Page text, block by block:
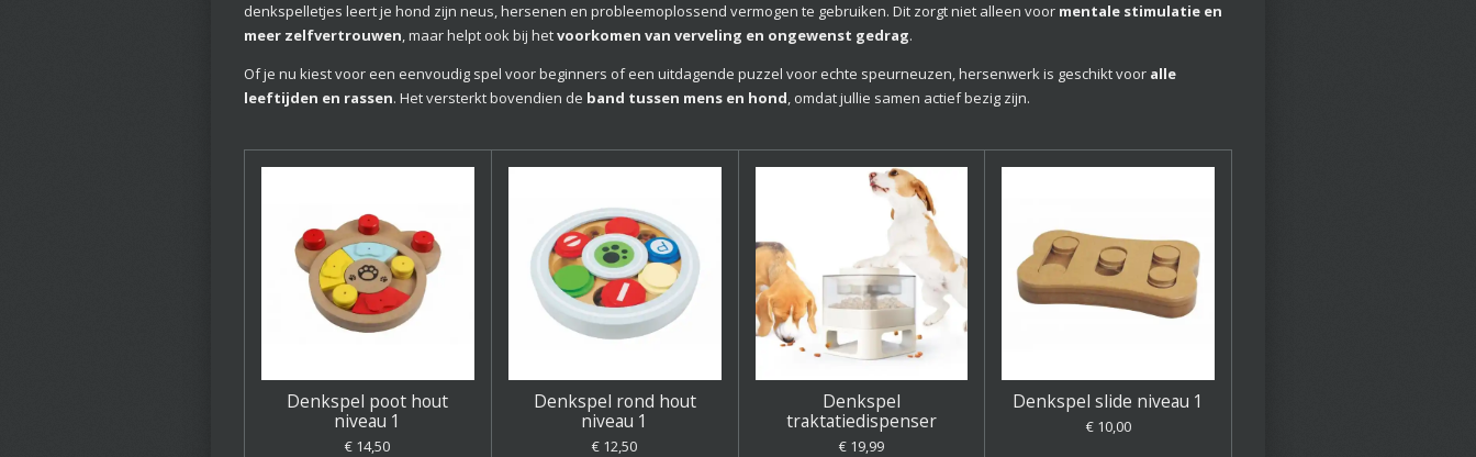
denkspelletjes leert je hond zijn neus, hersenen en probleemoplossend vermogen te gebruiken. Dit zorgt niet alleen voor mentale stimulatie en
meer zelfvertrouwen, maar helpt ook bij hetvoorkomen van verveling en ongewenst gedrag.
Of je nu kiest voor een eenvoudig spel voor beginners of een uitdagende puzzel voor echte speurneuzen, hersenwerk is geschikt voor alle
leeftijden en rassen. Het versterkt bovendien de band tussen mens en hond, omdat jullie samen actief bezig zijn.
Denkspel poot hout
niveau 1
€ 14,50
Denkspel rond hout
niveau 1
€ 12,50
Denkspel
traktatiedispenser
€ 19,99
Denkspel slide niveau 1
€ 10,00